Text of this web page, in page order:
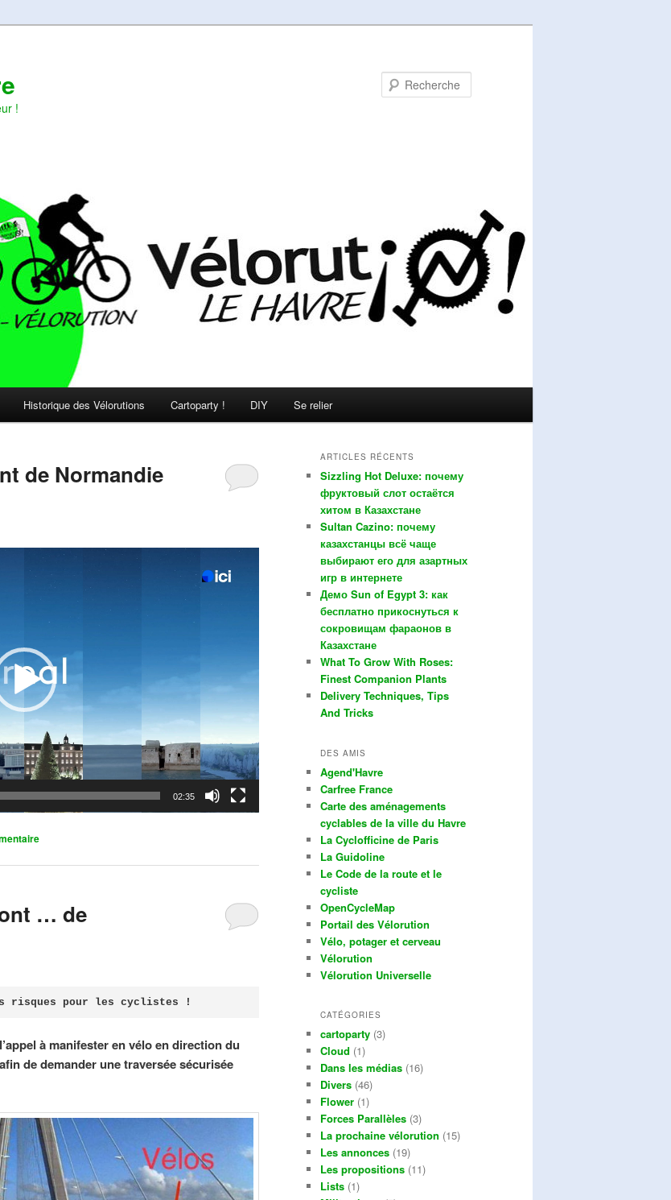
!
Historique des Vélorutions Cartoparty ! DIY Se relier
de Normandie
02:35
… de
risques pour les cyclistes !
à manifester en vélo en direction du
de demander une traversée sécurisée
ARTICLES RÉCENTS
Sizzling Hot Deluxe: почему
фруктовый слот остаётся
хитом в Казахстане
Sultan Cazino: почему
казахстанцы всё чаще
выбирают его для азартных
игр в интернете
Демо Sun of Egypt 3: как
бесплатно прикоснуться к
сокровищам фараонов в
Казахстане
What To Grow With Roses:
Finest Companion Plants
Delivery Techniques, Tips
And Tricks
DES AMIS
Agend'Havre
Carfree France
Carte des aménagements
cyclables de la ville du Havre
La Cyclofficine de Paris
La Guidoline
Le Code de la route et le
cycliste
OpenCycleMap
Portail des Vélorution
Vélo, potager et cerveau
Vélorution
Vélorution Universelle
CATÉGORIES
cartoparty (3)
Cloud (1)
Dans les médias (16)
Divers (46)
Flower (1)
Forces Parallèles (3)
La prochaine vélorution (15)
Les annonces (19)
Les propositions (11)
Lists (1)